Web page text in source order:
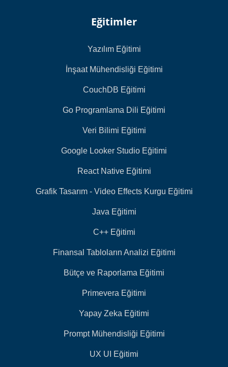
Eğitimler
Yazılım Eğitimi
İnşaat Mühendisliği Eğitimi
CouchDB Eğitimi
Go Programlama Dili Eğitimi
Veri Bilimi Eğitimi
Google Looker Studio Eğitimi
React Native Eğitimi
Grafik Tasarım - Video Effects Kurgu Eğitimi
Java Eğitimi
C++ Eğitimi
Finansal Tabloların Analizi Eğitimi
Bütçe ve Raporlama Eğitimi
Primevera Eğitimi
Yapay Zeka Eğitimi
Prompt Mühendisliği Eğitimi
UX UI Eğitimi